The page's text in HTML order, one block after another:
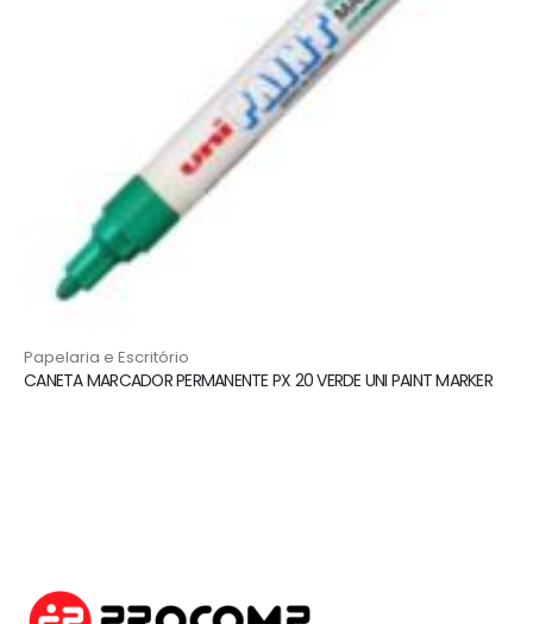
Papelaria e Escritório
CANETA MARCADOR PERMANENTE PX 20 VERDE UNI PAINT MARKER